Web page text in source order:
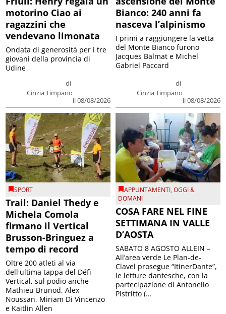
motorino Ciao ai
ragazzini che
vendevano limonata
di
Cinzia Timpano
il 08/08/2026
Ondata di generosità per i tre
giovani della provincia di
Udine
Bianco: 240 anni fa
nasceva l’alpinismo
di
Cinzia Timpano
il 08/08/2026
I primi a raggiungere la vetta
del Monte Bianco furono
Jacques Balmat e Michel
Gabriel Paccard
SPORT
Trail: Daniel Thedy e
Michela Comola
firmano il Vertical
Brusson-Bringuez a
tempo di record
Oltre 200 atleti al via
dell'ultima tappa del Défì
Vertical, sul podio anche
Mathieu Brunod, Alex
Noussan, Miriam Di Vincenzo
e Kaitlin Allen
APPUNTAMENTI,OGGI &
DOMANI
COSA FARE NEL FINE
SETTIMANA IN VALLE
D’AOSTA
SABATO 8 AGOSTO ALLEIN –
All’area verde Le Plan-de-
Clavel prosegue “ItinerDante”,
le letture dantesche, con la
partecipazione di Antonello
Pistritto (...